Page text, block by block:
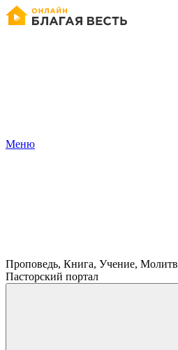
Меню
Проповедь, Книга, Учение,
Пасторский портал